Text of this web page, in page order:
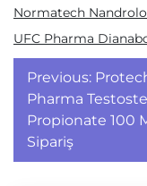
Normatech
UFC Pharma
Yazı
Previous:
Pharma
Propionate 100
Sipariş